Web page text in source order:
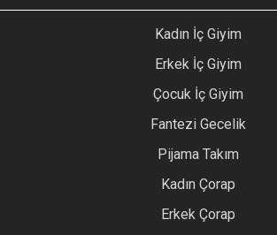
Kadın İç Giyim
Erkek İç Giyim
Çocuk İç Giyim
Fantezi Gecelik
Pijama Takım
Kadın Çorap
Erkek Çorap